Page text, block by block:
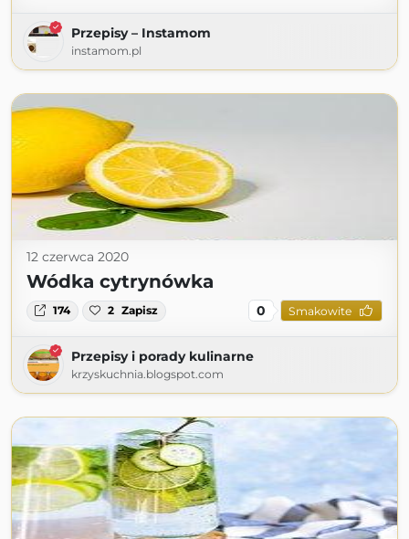
Przepisy – Instamom
instamom.pl
12 czerwca 2020
Wódka cytrynówka
174 2 Zapisz 0 Smakowite
Przepisy i porady kulinarne
krzyskuchnia.blogspot.com